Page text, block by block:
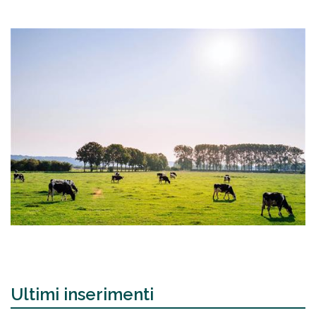
Ultimi inserimenti